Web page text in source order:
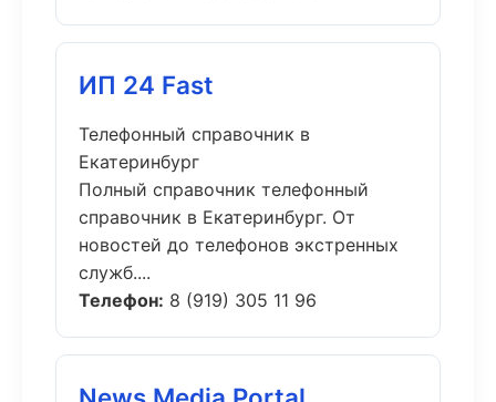
ИП 24 Fast
Телефонный справочник в
Екатеринбург
Полный справочник телефонный
справочник в Екатеринбург. От
новостей до телефонов экстренных
служб....
Телефон: 8 (919) 305 11 96